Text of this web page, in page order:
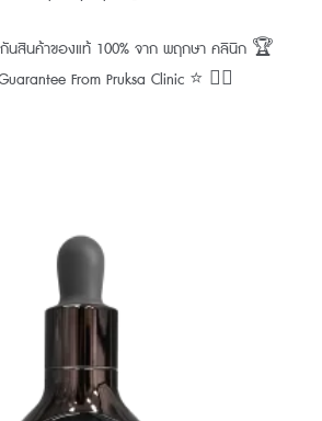
นสินค้าของแท้ 100% จาก พฤกษา คลินิก 🏆
From Pruksa Clinic ⭐️ 👨‍⚕️